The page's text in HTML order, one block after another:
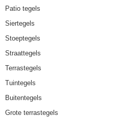
Patio tegels
Siertegels
Stoeptegels
Straattegels
Terrastegels
Tuintegels
Buitentegels
Grote terrastegels